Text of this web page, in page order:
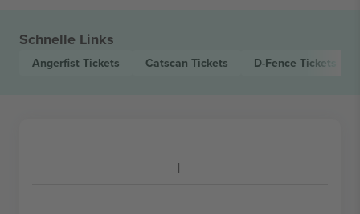
Schnelle Links
Angerfist Tickets Catscan Tickets D-Fence Tickets